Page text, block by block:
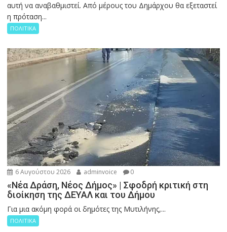
αυτή να αναβαθμιστεί. Από μέρους του Δημάρχου θα εξεταστεί
η πρόταση...
ΠΟΛΙΤΙΚΑ
6 Αυγούστου 2026 adminvoice 0
«Νέα Δράση, Νέος Δήμος» | Σφοδρή κριτική στη
διοίκηση της ΔΕΥΑΛ και του Δήμου
Για μια ακόμη φορά οι δημότες της Μυτιλήνης,...
ΠΟΛΙΤΙΚΑ